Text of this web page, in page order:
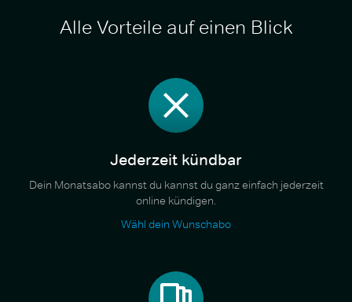
Alle Vorteile auf einen Blick
Jederzeit kündbar
Dein Monatsabo kannst du kannst du ganz einfach jederzeit
online kündigen.
Wähl dein Wunschabo